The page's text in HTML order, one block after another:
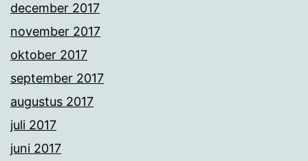
december 2017
november 2017
oktober 2017
september 2017
augustus 2017
juli 2017
juni 2017